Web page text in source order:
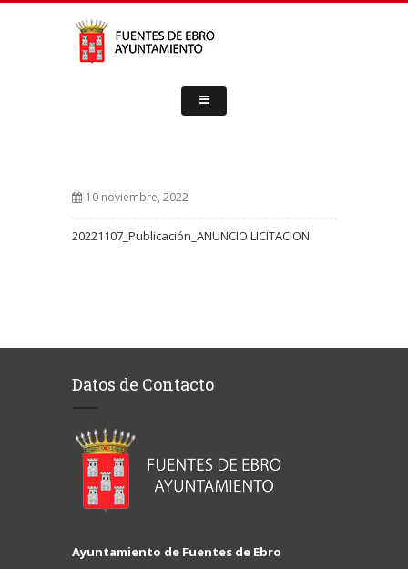
10 noviembre, 2022
20221107_Publicación_ANUNCIO LICITACION
Datos de Contacto
Ayuntamiento de Fuentes de Ebro